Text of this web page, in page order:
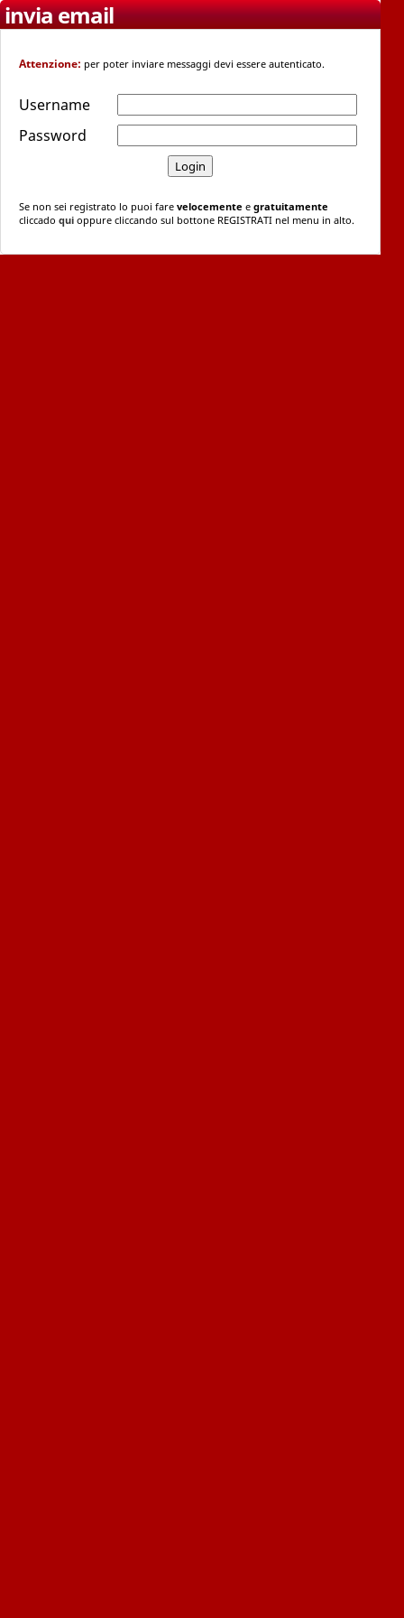
invia email
Attenzione: per poter inviare messaggi devi essere autenticato.
Username
Password
Se non sei registrato lo puoi fare velocemente e gratuitamente
cliccado qui oppure cliccando sul bottone REGISTRATI nel menu in alto.